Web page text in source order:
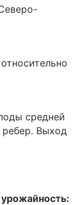
средней
Выход